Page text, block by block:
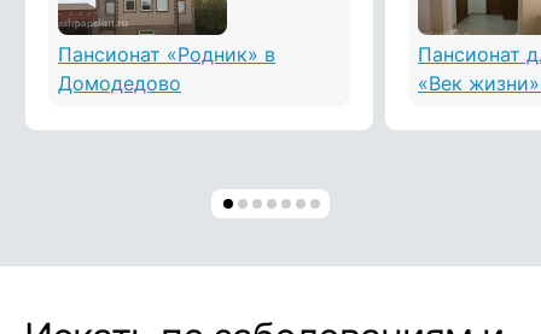
Пансионат «Родник» в
Домодедово
Пансионат
«Век